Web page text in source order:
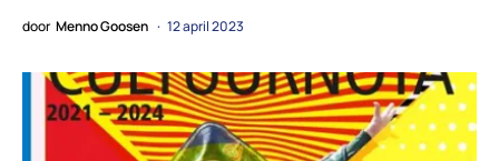
door Menno Goosen 12 april 2023